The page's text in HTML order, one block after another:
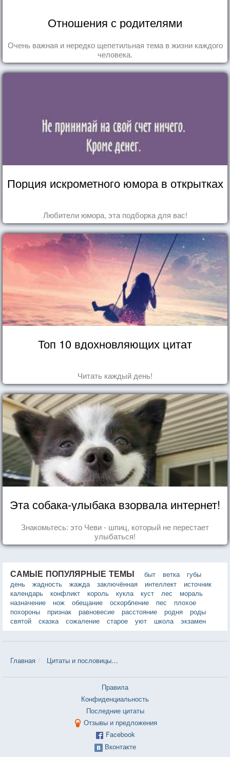
Отношения с родителями
Очень важная и нередко щепетильная тема в жизни каждого
человека.
Порция искрометного юмора в открытках
Любители юмора, эта подборка для вас!
Топ 10 вдохновляющих цитат
Читать каждый день!
Эта собака-улыбака взорвала интернет!
Знакомьтесь: это Чеви - шпиц, который не перестает
улыбаться!
САМЫЕ ПОПУЛЯРНЫЕ ТЕМЫ быт ветка
губы
день
жадность жажда заключённая интеллект
источник
календарь
конфликт король кукла куст лес
мораль
назначение
нож обещание оскорбление пес
плохое
похороны
признак равновесие расстояние родня
роды
святой
сказка сожаление старое уют школа экзамен
Главная Цитаты и пословицы
Правила
Конфиденциальность
Последние цитаты
Отзывы и предложения
Facebook
Вконтакте